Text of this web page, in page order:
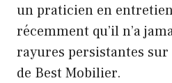
un praticien en
récemment qu’il n’a
rayures persistantes sur
de Best Mobilier.